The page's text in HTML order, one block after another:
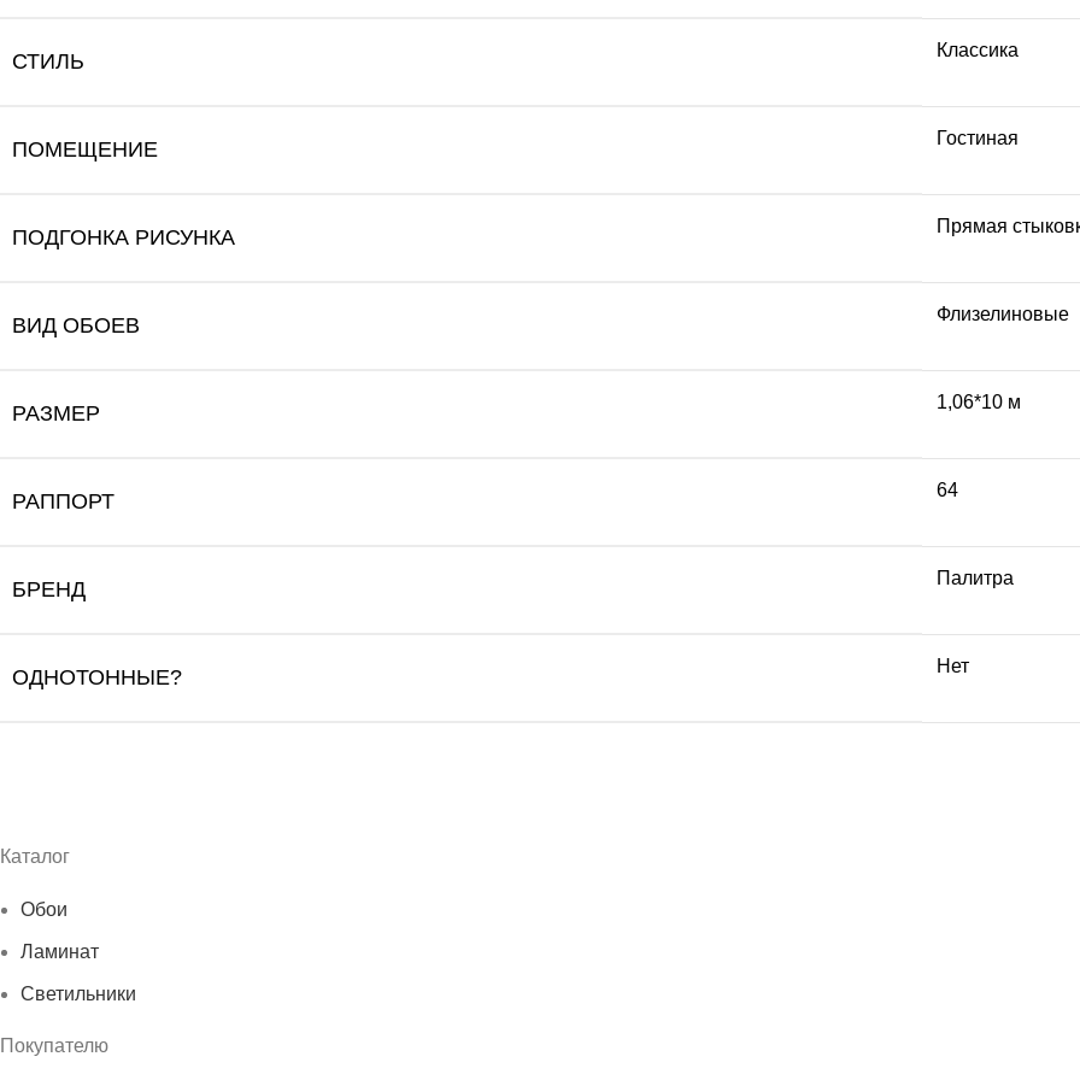
СТИЛЬ Классика
ПОМЕЩЕНИЕ Гостиная
ПОДГОНКА РИСУНКА Прямая
ВИД ОБОЕВ Флизелиновые
РАЗМЕР 1,06*10 м
РАППОРТ 64
БРЕНД Палитра
ОДНОТОННЫЕ? Нет
Каталог
Обои
Ламинат
Светильники
Покупателю